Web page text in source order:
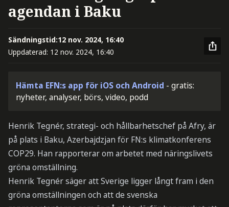
agendan i Baku
Sändningstid:12 nov. 2024, 16:40
Uppdaterad: 12 nov. 2024, 16:40
Hämta EFN:s app för iOS och Android - gratis:
nyheter, analyser, börs, video, podd
Henrik Tegnér, strategi- och hållbarhetschef på Afry, är
på plats i Baku, Azerbajdzjan för FN:s klimatkonferens
COP29. Han rapporterar om arbetet med näringslivets
gröna omställning.
Henrik Tegnér säger att Sverige ligger långt fram i den
gröna omställningen och att de svenska